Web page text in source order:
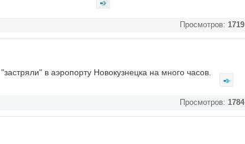
Просмотров: 1719
в аэропорту Новокузнецка на много часов.
Просмотров: 1784